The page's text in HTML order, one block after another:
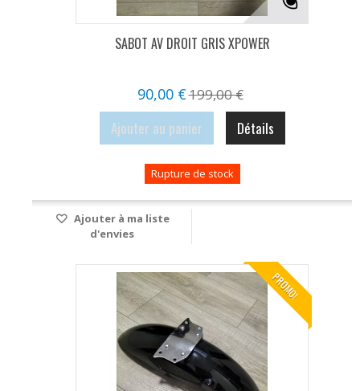
SABOT AV DROIT GRIS XPOWER
90,00 €199,00 €
Ajouter au panier Détails
Rupture de stock
Ajouter à ma liste
d'envies
PROMO!